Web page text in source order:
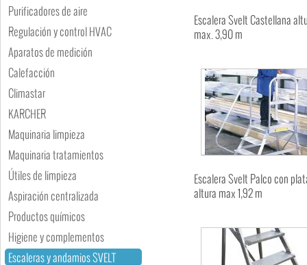
Purificadores de aire
Regulación y control HVAC
Aparatos de medición
Calefacción
Climastar
KARCHER
Maquinaria limpieza
Maquinaria tratamientos
Útiles de limpieza
Aspiración centralizada
Productos químicos
Higiene y complementos
Escaleras y andamios SVELT
Escalera Svelt Castellana
max. 3,90 m
Escalera Svelt Palco con
altura max 1,92 m